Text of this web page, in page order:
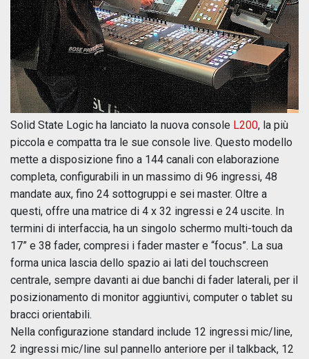
Solid State Logic ha lanciato la nuova console L200, la più
piccola e compatta tra le sue console live. Questo modello
mette a disposizione fino a 144 canali con elaborazione
completa, configurabili in un massimo di 96 ingressi, 48
mandate aux, fino 24 sottogruppi e sei master. Oltre a
questi, offre una matrice di 4 x 32 ingressi e 24 uscite. In
termini di interfaccia, ha un singolo schermo multi-touch da
17” e 38 fader, compresi i fader master e “focus”. La sua
forma unica lascia dello spazio ai lati del touchscreen
centrale, sempre davanti ai due banchi di fader laterali, per il
posizionamento di monitor aggiuntivi, computer o tablet su
bracci orientabili.
Nella configurazione standard include 12 ingressi mic/line,
2 ingressi mic/line sul pannello anteriore per il talkback, 12